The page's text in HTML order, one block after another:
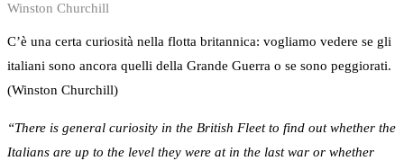
Winston Churchill
C’è una certa curiosità nella flotta britannica: vogliamo vedere se gli
italiani sono ancora quelli della Grande Guerra o se sono peggiorati.
(Winston Churchill)
“There is general curiosity in the British Fleet to find out whether the
Italians are up to the level they were at in the last war or whether